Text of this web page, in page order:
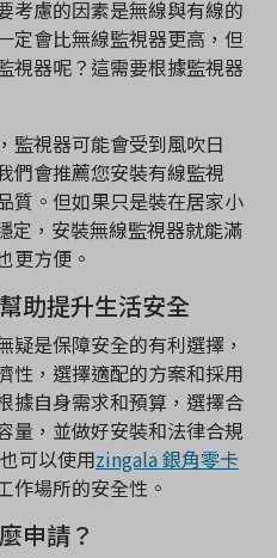
考慮的因素是無線與有線的
定會比無線監視器更高，但
視器呢？這需要根據監視器
監視器可能會受到風吹日
們會推薦您安裝有線監視
質。但如果只是裝在居家小
定，安裝無線監視器就能滿
更方便。
幫助提升生活安全
是保障安全的有利選擇，
性，選擇適配的方案和採用
據自身需求和預算，選擇合
量，並做好安裝和法律合規
可以使用zingala 銀角零卡
作場所的安全性。
申請？